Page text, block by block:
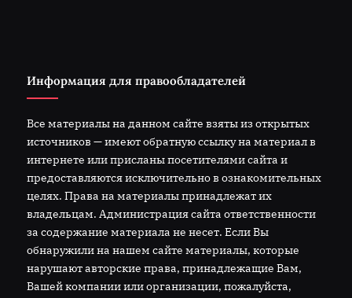
Информация для правообладателей
Все материалы на данном сайте взяты из открытых
источников — имеют обратную ссылку на материал в
интернете или присланы посетителями сайта и
предоставляются исключительно в ознакомительных
целях. Права на материалы принадлежат их
владельцам. Администрация сайта ответственности
за содержание материала не несет. Если Вы
обнаружили на нашем сайте материалы, которые
нарушают авторские права, принадлежащие Вам,
Вашей компании или организации, пожалуйста,